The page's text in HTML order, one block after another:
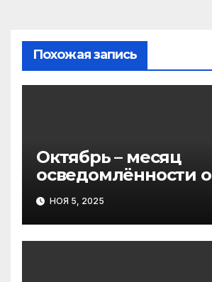
Похожая запись
Октябрь – месяц
осведомлённости о
Синдроме Ретта
НОЯ 5, 2025